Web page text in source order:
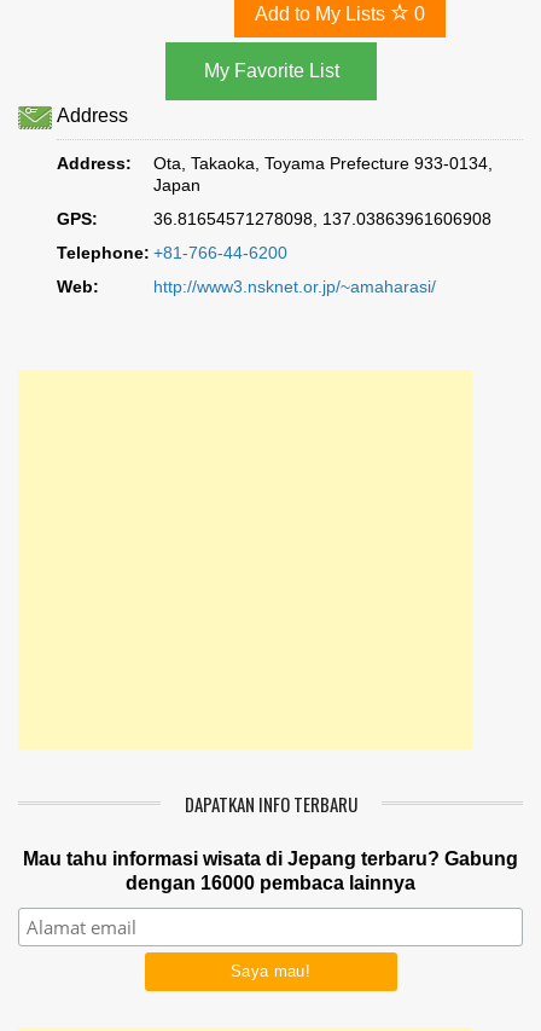
Add to My Lists 0
Address
Address:
Ota, Takaoka, Toyama Prefecture 933-0134,
Japan
GPS:
36.81654571278098, 137.03863961606908
Telephone: +81-766-44-6200
Web:
http://www3.nsknet.or.jp/~amaharasi/
DAPATKAN INFO TERBARU
Mau tahu informasi wisata di Jepang terbaru? Gabung
dengan 16000 pembaca lainnya